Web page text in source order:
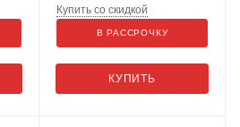
КУПИТЬ
Купить со скидкой
В РАССРОЧКУ